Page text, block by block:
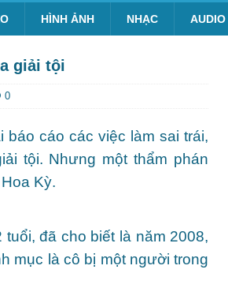
HÌNH ẢNH NHẠC AUDIO
giải tội
0
báo cáo các việc làm sai trái,
tội. Nhưng một thẩm phán
Kỳ.
đã cho biết là năm 2008,
mục là cô bị một người trong